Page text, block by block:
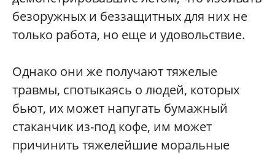
безоружных и беззащитных для них не
только работа, но еще и удовольствие.
Однако они же получают тяжелые
травмы, спотыкаясь о людей, которых
бьют, их может напугать бумажный
стаканчик из-под кофе, им может
причинить тяжелейшие моральные